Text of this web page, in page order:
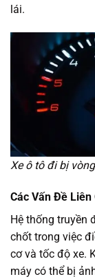
lái.
Xe ô tô đi bị
Các Vấn Đề
Hệ thống truyền
chốt trong việc
cơ và tốc độ xe.
máy có thể bị